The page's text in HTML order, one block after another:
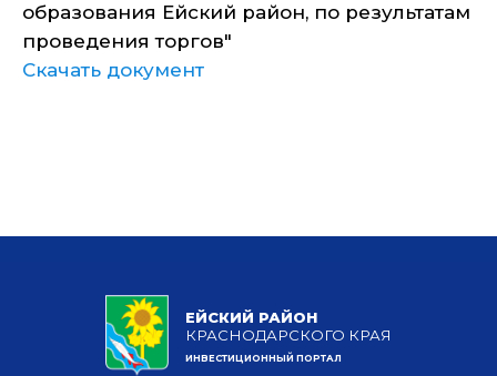
образования Ейский район, по результатам
проведения торгов"
Скачать документ
ЕЙСКИЙ РАЙОН
КРАСНОДАРСКОГО КРАЯ
ИНВЕСТИЦИОННЫЙ ПОРТАЛ